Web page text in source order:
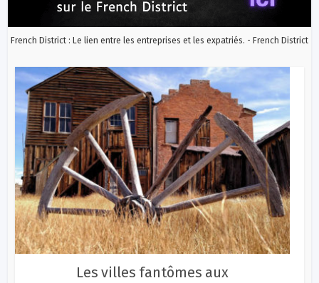
French District : Le lien entre les entreprises et les expatriés. - French District
Les villes fantômes aux